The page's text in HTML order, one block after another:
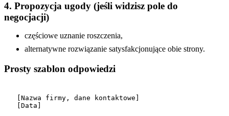
4. Propozycja ugody (jeśli widzisz pole do
negocjacji)
częściowe uznanie roszczenia,
alternatywne rozwiązanie satysfakcjonujące obie strony.
Prosty szablon odpowiedzi
[Nazwa firmy, dane kontaktowe]
[Data]